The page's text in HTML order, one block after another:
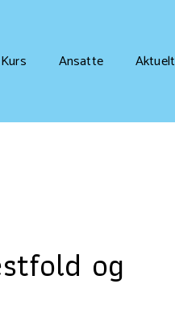
Kurs Ansatte Aktuelt
og